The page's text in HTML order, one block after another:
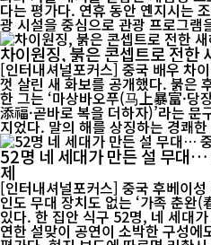
다는 평가다. 연휴 동안 옌지시는 조선족 민속 체험과 공연, 겨울 관
광 시설을 중심으로 관광 프로그램
차이원징, 붉은 콘셉트로 전한
[인터내셔널포커스] 중국 배우 차
껏 살린 새 화보를 공개했다. 붉은
한 그는 ‘마상바오푸(马上暴富·당
添福·곧바로 복을 더하자)’라는
지었다. 말의 해를 상징하는 경쾌
52명 네 세대가 만든 설 무대…
제
[인터내셔널포커스] 중국 후베이
인도 무대 장치도 없는 ‘가족 춘완
있다. 한 집안 식구 52명, 네 세대
연한 설맞이 공연이 소박한 구성